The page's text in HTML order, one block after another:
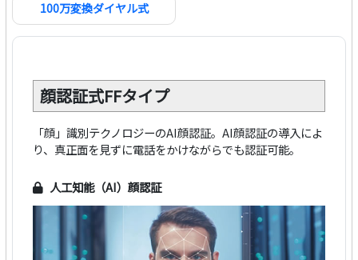
100万変換ダイヤル式
顔認証式FFタイプ
「顔」識別テクノロジーのAI顔認証。AI顔認証の導入によ
り、真正面を見ずに電話をかけながらでも認証可能。
人工知能（AI）顔認証